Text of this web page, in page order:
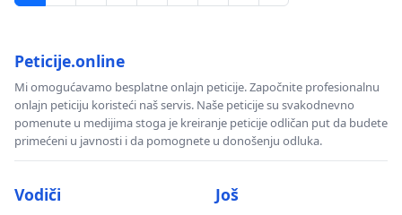
Peticije.online
Mi omogućavamo besplatne onlajn peticije. Započnite profesionalnu
onlajn peticiju koristeći naš servis. Naše peticije su svakodnevno
pomenute u medijima stoga je kreiranje peticije odličan put da budete
primećeni u javnosti i da pomognete u donošenju odluka.
Vodiči Još